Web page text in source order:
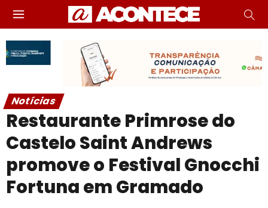
Notícias
Restaurante Primrose do
Castelo Saint Andrews
promove o Festival Gnocchi
Fortuna em Gramado